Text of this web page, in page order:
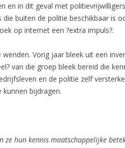
en in dit geval met
buiten de politie beschikbaar is
op internet een ?extra impuls?.
Vorig jaar bleek uit een
van die groep bleek bereid die
en de politie zelf
bijdragen.
hun kennis maatschappelijke